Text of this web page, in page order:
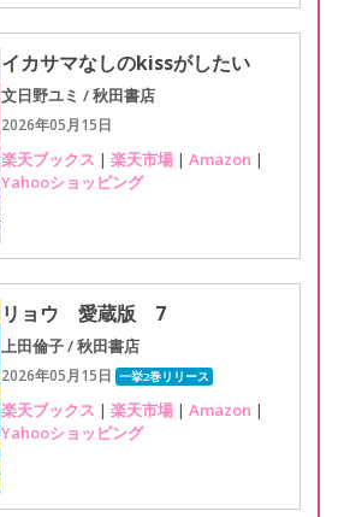
イカサマなしのkissがしたい
文日野ユミ / 秋田書店
2026年05月15日
楽天ブックス | 楽天市場 | Amazon |
Yahooショッピング
リョウ 愛蔵版 7
上田倫子 / 秋田書店
2026年05月15日 一挙2巻リリース
楽天ブックス | 楽天市場 | Amazon |
Yahooショッピング